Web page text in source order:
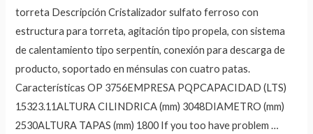
torreta Descripción Cristalizador sulfato ferroso con
estructura para torreta, agitación tipo propela, con sistema
de calentamiento tipo serpentín, conexión para descarga de
producto, soportado en ménsulas con cuatro patas.
Características OP 3756EMPRESA PQPCAPACIDAD (LTS)
15323.11ALTURA CILINDRICA (mm) 3048DIAMETRO (mm)
2530ALTURA TAPAS (mm) 1800 If you too have problem …